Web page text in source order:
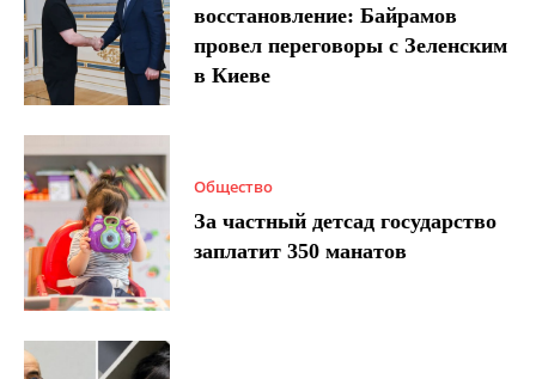
восстановление: Байрамов
провел переговоры с Зеленским
в Киеве
Общество
За частный детсад государство
заплатит 350 манатов